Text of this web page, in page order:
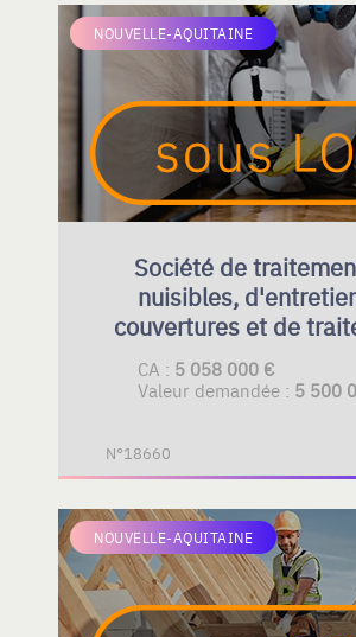
NOUVELLE-AQUITAINE
Société de
nuisibles,
couvertures et de
contre l'humidité en
CA : 5 058 000 €
Valeur demandée : 5 500
N°18660
NOUVELLE-AQUITAINE